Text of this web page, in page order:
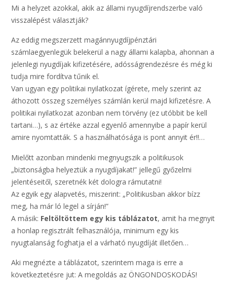
Mi a helyzet azokkal, akik az állami nyugdíjrendszerbe való
visszalépést választják?
Az eddig megszerzett magánnyugdíjpénztári
számlaegyenlegük belekerül a nagy állami kalapba, ahonnan a
jelenlegi nyugdíjak kifizetésére, adósságrendezésre és még ki
tudja mire fordítva tűnik el.
Van ugyan egy politikai nyilatkozat ígérete, mely szerint az
áthozott összeg személyes számlán kerül majd kifizetésre. A
politikai nyilatkozat azonban nem törvény (ez utóbbit be kell
tartani…), s az értéke azzal egyenlő amennyibe a papír kerül
amire nyomtatták. S a használhatósága is pont annyit ér!!…
Mielőtt azonban mindenki megnyugszik a politikusok
„biztonságba helyeztük a nyugdíjakat!” jellegű győzelmi
jelentéseitől, szeretnék két dologra rámutatni!
Az egyik egy alapvetés, miszerint: „Politikusban akkor bízz
meg, ha már ló legel a sírján!”
A másik: Feltöltöttem egy kis táblázatot, amit ha megnyit
a honlap regisztrált felhasználója, minimum egy kis
nyugtalanság foghatja el a várható nyugdíját illetően…
Aki megnézte a táblázatot, szerintem maga is erre a
következtetésre jut: A megoldás az ÖNGONDOSKODÁS!